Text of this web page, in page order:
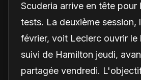
Scuderia arrive en tête pour
tests. La deuxième session,
février, voit Leclerc ouvrir le
suivi de Hamilton jeudi,
partagée vendredi.